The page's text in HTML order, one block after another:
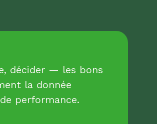
décider — les bons
la donnée
performance.